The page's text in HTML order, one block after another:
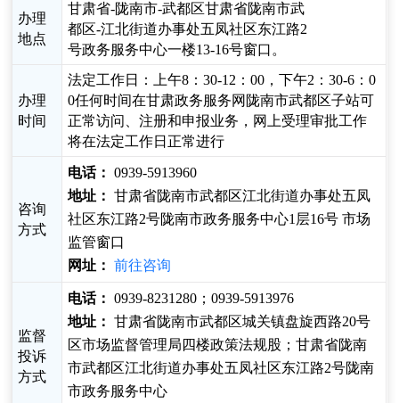
办理
地点
甘肃省-陇南市-武都区甘肃省陇南市武
都区-江北街道办事处五凤社区东江路2
号政务服务中心一楼13-16号窗口。
办理
时间
法定工作日：上午8：30-12：00，下午2：30-6：0
0任何时间在甘肃政务服务网陇南市武都区子站可
正常访问、注册和申报业务，网上受理审批工作
将在法定工作日正常进行
咨询
方式
电话： 0939-5913960
地址： 甘肃省陇南市武都区江北街道办事处五凤
社区东江路2号陇南市政务服务中心1层16号 市场
监管窗口
网址： 前往咨询
监督
投诉
方式
电话： 0939-8231280；0939-5913976
地址： 甘肃省陇南市武都区城关镇盘旋西路20号
区市场监督管理局四楼政策法规股；甘肃省陇南
市武都区江北街道办事处五凤社区东江路2号陇南
市政务服务中心